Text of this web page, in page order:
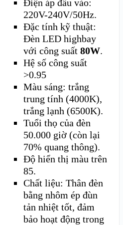
Điện áp đầu vào:
220V-240V/50Hz.
Đặc tính kỹ thuật:
Đèn LED highbay
với công suất80W.
Hệ số công suất
>0.95
Màu sáng: trắng
trung tính (4000K),
trắng lạnh (6500K).
Tuổi thọ của đèn
50.000 giờ (còn lại
70% quang thông).
Độ hiển thị màu trên
85.
Chất liệu: Thân đèn
bằng nhôm ép đùn
tản nhiệt tốt, đảm
bảo hoạt động trong